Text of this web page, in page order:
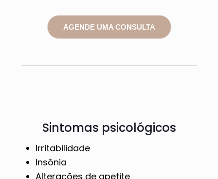
AGENDE UMA CONSULTA
Sintomas psicológicos
Irritabilidade
Insônia
Alterações de apetite